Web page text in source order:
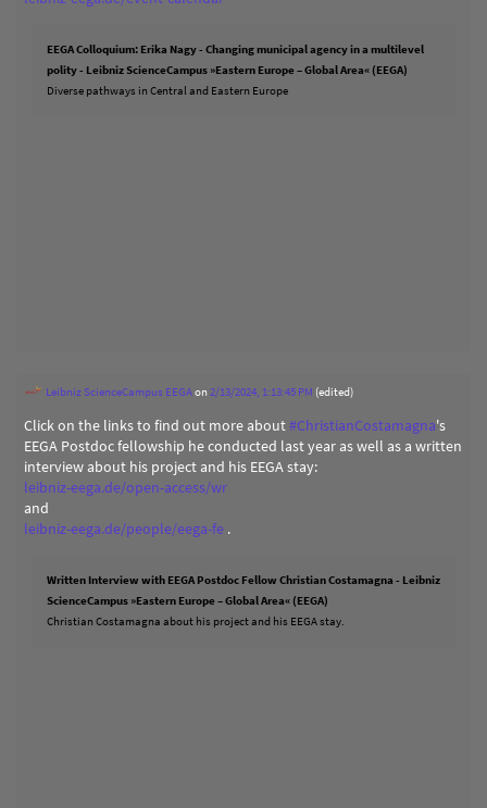
EEGA Colloquium: Erika Nagy - Changing municipal agency in a multilevel
polity - Leibniz ScienceCampus »Eastern Europe – Global Area« (EEGA)
Diverse pathways in Central and Eastern Europe
Leibniz ScienceCampus EEGAon2/13/2024, 1:13:45 PM (edited)
Click on the links to find out more about#ChristianCostamagna's
EEGA Postdoc fellowship he conducted last year as well as a written
interview about his project and his EEGA stay:
leibniz-eega.de/open-access/wr
and
leibniz-eega.de/people/eega-fe .
Written Interview with EEGA Postdoc Fellow Christian Costamagna - Leibniz
ScienceCampus »Eastern Europe – Global Area« (EEGA)
Christian Costamagna about his project and his EEGA stay.